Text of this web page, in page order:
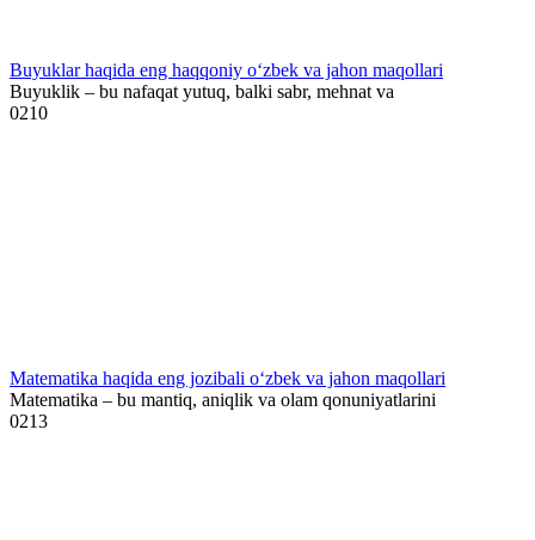
Buyuklar haqida eng haqqoniy o‘zbek va jahon maqollari
Buyuklik – bu nafaqat yutuq, balki sabr, mehnat va
0210
Matematika haqida eng jozibali o‘zbek va jahon maqollari
Matematika – bu mantiq, aniqlik va olam qonuniyatlarini
0213